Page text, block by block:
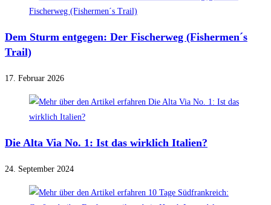
Dem Sturm entgegen: Der Fischerweg (Fishermen´s
Trail)
17. Februar 2026
Die Alta Via No. 1: Ist das wirklich Italien?
24. September 2024